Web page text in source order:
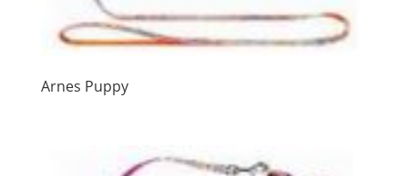
Arnes Puppy